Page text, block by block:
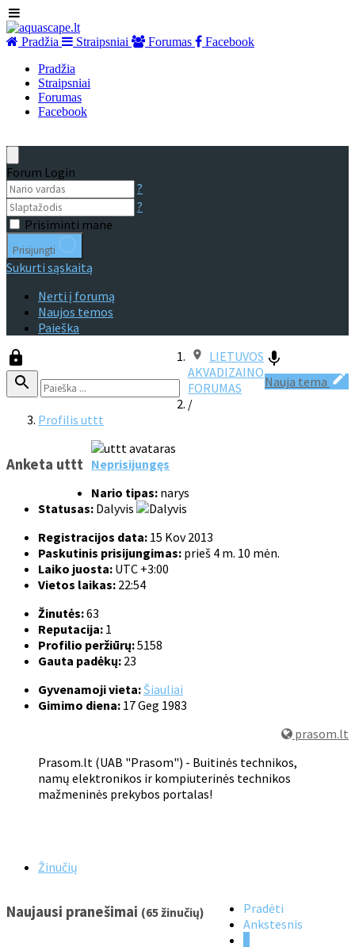
Pradžia Straipsniai Forumas
Facebook
Pradžia
Straipsniai
Forumas
Facebook
Forum Login
?
?
Prisiminti mane
Prisijungti
Sukurti sąskaitą
Nerti į forumą
Naujos temos
Paieška
Nauja tema
LIETUVOS
AKVADIZAINO
FORUMAS
/
Profilis uttt
Anketa uttt Neprisijungęs
Nario tipas: narys
Statusas: Dalyvis
Registracijos data: 15 Kov 2013
Paskutinis prisijungimas: prieš 4 m. 10 mėn.
Laiko juosta: UTC +3:00
Vietos laikas: 22:54
Žinutės:63
Reputacija: 1
Profilio peržiūrų:5158
Gauta padėkų: 23
Gyvenamoji vieta: Šiauliai
Gimimo diena: 17 Geg 1983
prasom.lt
Prasom.lt (UAB "Prasom") - Buitinės technikos,
namų elektronikos ir kompiuterinės technikos
mažmeninės prekybos portalas!
Žinučių
Naujausi pranešimai (65 žinučių)
Pradėti
Ankstesnis